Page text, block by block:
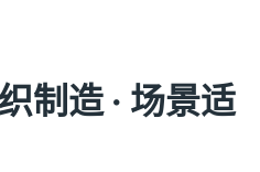
制造 · 场景适